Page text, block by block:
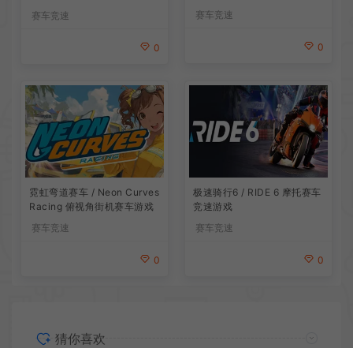
赛车竞速
0
速游戏
赛车竞速
0
霓虹弯道赛车 / Neon Curves
Racing 俯视角街机赛车游戏
赛车竞速
0
极速骑行6 / RIDE 6 摩托赛车
竞速游戏
赛车竞速
0
猜你喜欢